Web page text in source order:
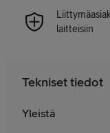
laitteisiin
Tekniset tiedot
Yleistä